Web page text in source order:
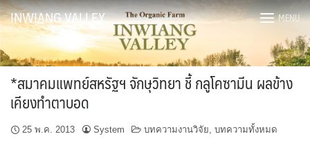
Skip
to
content
INWIANG VALLEY MENU
*สมาคมแพทย์สหรัฐฯ จักษุวิทยา ชี้ กลูโคซามีน ผลข้าง
เคียงทำตาบอด
25 พ.ค. 2013 System บทความงานวิจัย, บทความทั้งหมด